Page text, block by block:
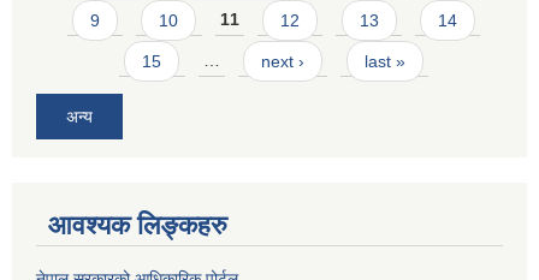
9 10 11 12 13 14
15 … next › last »
अन्य
आवश्यक लिङ्कहरु